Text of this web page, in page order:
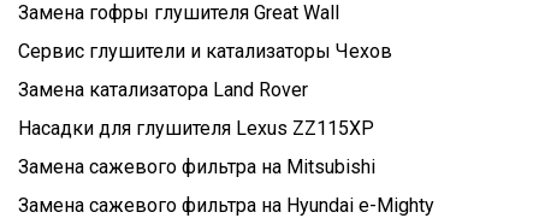
Замена гофры глушителя Great Wall
Сервис глушители и катализаторы Чехов
Замена катализатора Land Rover
Насадки для глушителя Lexus ZZ115XP
Замена сажевого фильтра на Mitsubishi
Замена сажевого фильтра на Hyundai e-Mighty